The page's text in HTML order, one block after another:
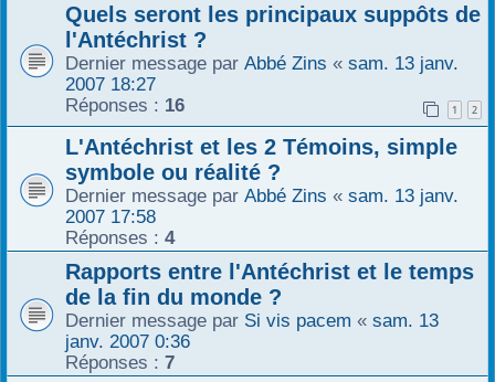
Quels seront les principaux suppôts de
l'Antéchrist ?
Dernier message par Abbé Zins « sam. 13 janv.
2007 18:27
Réponses : 16 1 2
L'Antéchrist et les 2 Témoins, simple
symbole ou réalité ?
Dernier message par Abbé Zins « sam. 13 janv.
2007 17:58
Réponses : 4
Rapports entre l'Antéchrist et le temps
de la fin du monde ?
Dernier message par Si vis pacem « sam. 13
janv. 2007 0:36
Réponses : 7